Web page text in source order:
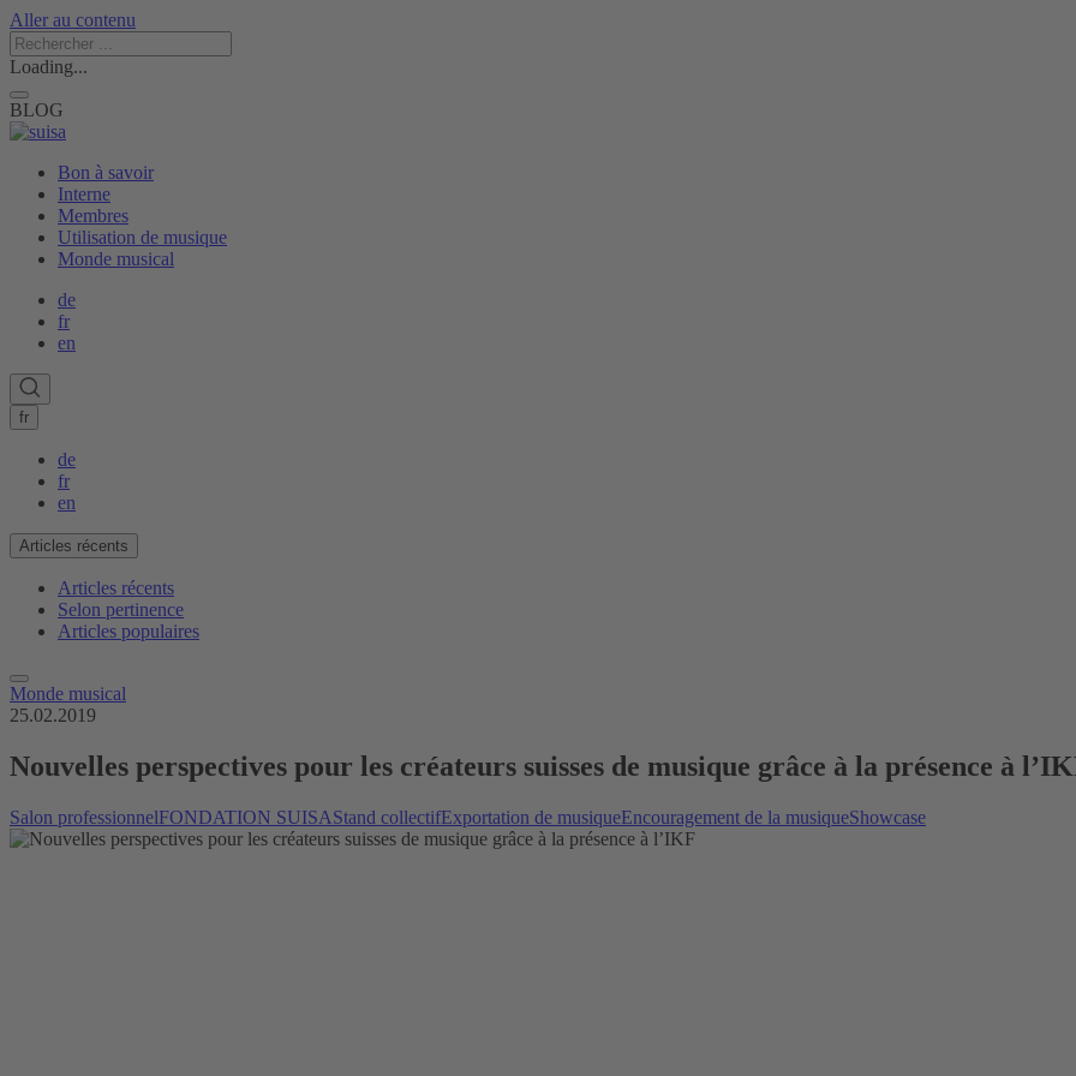
Aller au contenu
Loading...
BLOG
Bon à savoir
Interne
Membres
Utilisation de musique
Monde musical
de
fr
en
fr
de
fr
en
Articles récents
Articles récents
Selon pertinence
Articles populaires
Monde musical
25.02.2019
Nouvelles perspectives pour les créateurs suisses de musique grâce à la présence à
Salon professionnelFONDATION SUISAStand collectifExportation de musiqueEncouragement de la musiqueShowcase